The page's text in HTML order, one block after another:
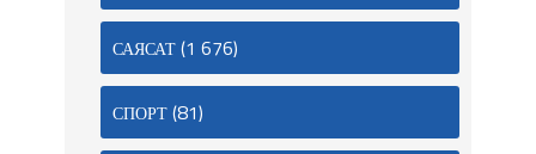
САЯСАТ(1 676)
СПОРТ(81)